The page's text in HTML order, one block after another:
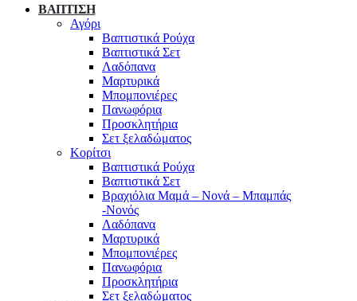
ΒΑΠΤΙΣΗ
Αγόρι
Βαπτιστικά Ρούχα
Βαπτιστικά Σετ
Λαδόπανα
Μαρτυρικά
Μπομπονιέρες
Πανωφόρια
Προσκλητήρια
Σετ ξελαδώματος
Κορίτσι
Βαπτιστικά Ρούχα
Βαπτιστικά Σετ
Βραχιόλια Μαμά – Νονά – Μπαμπάς
-Νονός
Λαδόπανα
Μαρτυρικά
Μπομπονιέρες
Πανωφόρια
Προσκλητήρια
Σετ ξελαδώματος